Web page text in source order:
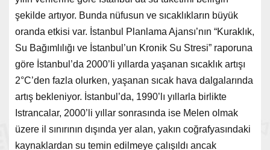
şekilde artıyor. Bunda nüfusun ve sıcaklıkların büyük
oranda etkisi var. İstanbul Planlama Ajansı’nın “Kuraklık,
Su Bağımlılığı ve İstanbul’un Kronik Su Stresi” raporuna
göre İstanbul’da 2000’li yıllarda yaşanan sıcaklık artışı
2°C’den fazla olurken, yaşanan sıcak hava dalgalarında
artış bekleniyor. İstanbul’da, 1990’lı yıllarla birlikte
Istrancalar, 2000’li yıllar sonrasında ise Melen olmak
üzere il sınırının dışında yer alan, yakın coğrafyasındaki
kaynaklardan su temin edilmeye çalışıldı ancak